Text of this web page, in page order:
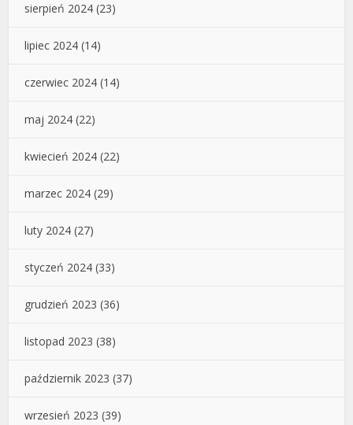
sierpień 2024 (23)
lipiec 2024 (14)
czerwiec 2024 (14)
maj 2024 (22)
kwiecień 2024 (22)
marzec 2024 (29)
luty 2024 (27)
styczeń 2024 (33)
grudzień 2023 (36)
listopad 2023 (38)
październik 2023 (37)
wrzesień 2023 (39)